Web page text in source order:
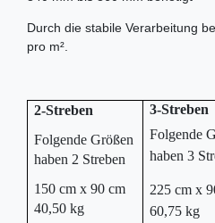
Durch die stabile Verarbeitung
pro m².
2-Streben
Folgende Größen
haben 2 Streben
150 cm x 90 cm
40,50 kg
3-Streben
Folgende
haben 3
225 cm x
60,75 kg